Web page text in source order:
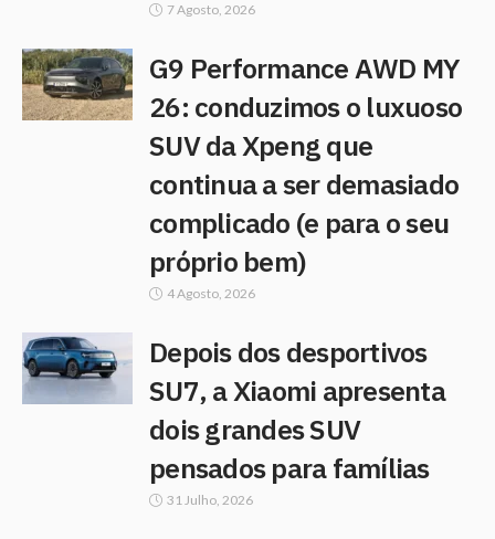
7 Agosto, 2026
G9 Performance AWD MY
26: conduzimos o luxuoso
SUV da Xpeng que
continua a ser demasiado
complicado (e para o seu
próprio bem)
4 Agosto, 2026
Depois dos desportivos
SU7, a Xiaomi apresenta
dois grandes SUV
pensados para famílias
31 Julho, 2026